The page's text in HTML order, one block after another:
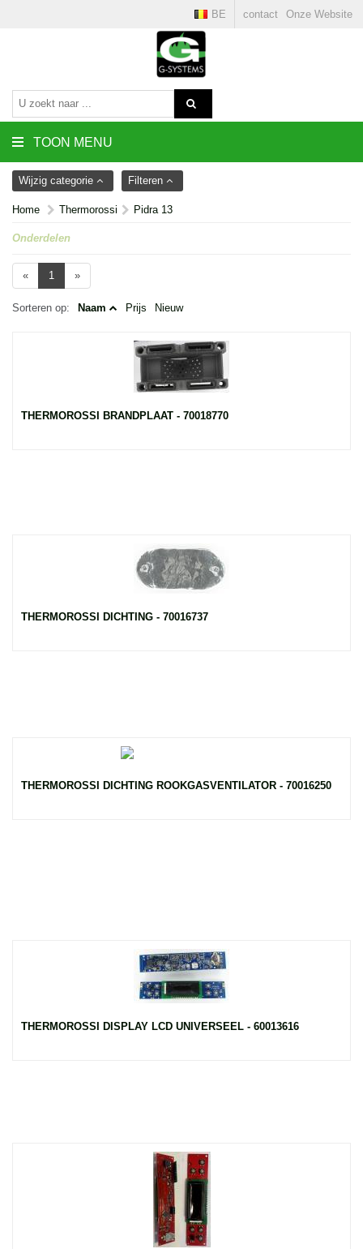
contact Onze Website
BE
TOON MENU
Wijzig categorie Filteren
Home Thermorossi Pidra 13
Onderdelen
« 1 »
Sorteren op: Naam Prijs Nieuw
THERMOROSSI BRANDPLAAT - 70018770
THERMOROSSI DICHTING - 70016737
THERMOROSSI DICHTING ROOKGASVENTILATOR - 70016250
THERMOROSSI DISPLAY LCD UNIVERSEEL - 60013616